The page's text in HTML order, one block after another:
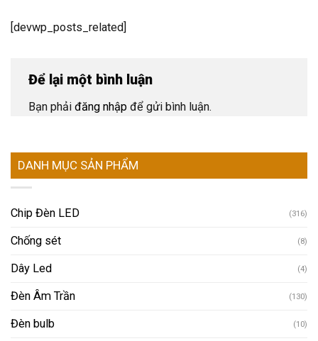
[devwp_posts_related]
Để lại một bình luận
Bạn phải đăng nhập để gửi bình luận.
DANH MỤC SẢN PHẨM
Chip Đèn LED (316)
Chống sét (8)
Dây Led (4)
Đèn Âm Trần (130)
Đèn bulb (10)